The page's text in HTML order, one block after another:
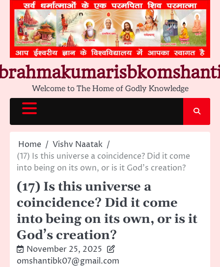
content
Welcome to The Home of Godly Knowledge
Home
Vishv Naatak
(17) Is this universe a coincidence? Did it come
into being on its own, or is it God’s creation?
(17) Is this universe a
coincidence? Did it come
into being on its own, or is it
God’s creation?
November 25, 2025
omshantibk07@gmail.com